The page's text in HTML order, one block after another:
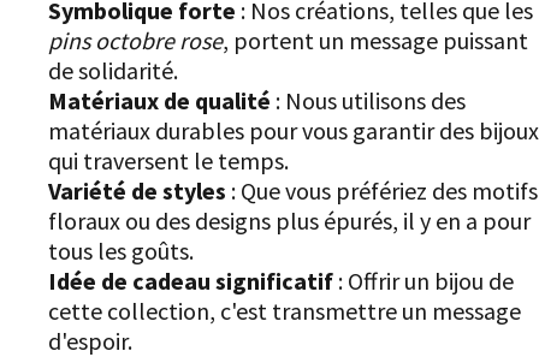
Symbolique forte : Nos créations, telles que les
pins octobre rose, portent un message puissant
de solidarité.
Matériaux de qualité : Nous utilisons des
matériaux durables pour vous garantir des bijoux
qui traversent le temps.
Variété de styles : Que vous préfériez des motifs
floraux ou des designs plus épurés, il y en a pour
tous les goûts.
Idée de cadeau significatif : Offrir un bijou de
cette collection, c'est transmettre un message
d'espoir.